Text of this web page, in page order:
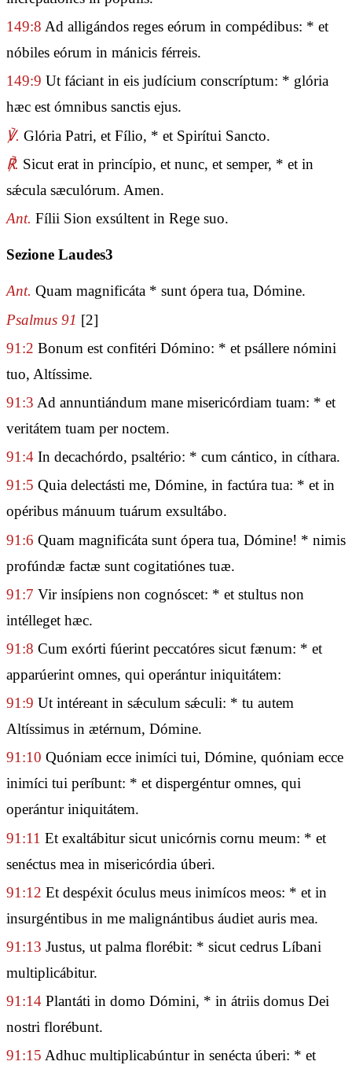
149:8 Ad alligándos reges eórum in compédibus: * et
nóbiles eórum in mánicis férreis.
149:9 Ut fáciant in eis judícium conscríptum: * glória
hæc est ómnibus sanctis ejus.
℣. Glória Patri, et Fílio, * et Spirítui Sancto.
℟. Sicut erat in princípio, et nunc, et semper, * et in
sǽcula sæculórum. Amen.
Ant. Fílii Sion exsúltent in Rege suo.
Sezione Laudes3
Ant. Quam magnificáta * sunt ópera tua, Dómine.
Psalmus 91 [2]
91:2 Bonum est confitéri Dómino: * et psállere nómini
tuo, Altíssime.
91:3 Ad annuntiándum mane misericórdiam tuam: * et
veritátem tuam per noctem.
91:4 In decachórdo, psaltério: * cum cántico, in cíthara.
91:5 Quia delectásti me, Dómine, in factúra tua: * et in
opéribus mánuum tuárum exsultábo.
91:6 Quam magnificáta sunt ópera tua, Dómine! * nimis
profúndæ factæ sunt cogitatiónes tuæ.
91:7 Vir insípiens non cognóscet: * et stultus non
intélleget hæc.
91:8 Cum exórti fúerint peccatóres sicut fænum: * et
apparúerint omnes, qui operántur iniquitátem:
91:9 Ut intéreant in sǽculum sǽculi: * tu autem
Altíssimus in ætérnum, Dómine.
91:10 Quóniam ecce inimíci tui, Dómine, quóniam ecce
inimíci tui períbunt: * et dispergéntur omnes, qui
operántur iniquitátem.
91:11 Et exaltábitur sicut unicórnis cornu meum: * et
senéctus mea in misericórdia úberi.
91:12 Et despéxit óculus meus inimícos meos: * et in
insurgéntibus in me malignántibus áudiet auris mea.
91:13 Justus, ut palma florébit: * sicut cedrus Líbani
multiplicábitur.
91:14 Plantáti in domo Dómini, * in átriis domus Dei
nostri florébunt.
91:15 Adhuc multiplicabúntur in senécta úberi: * et